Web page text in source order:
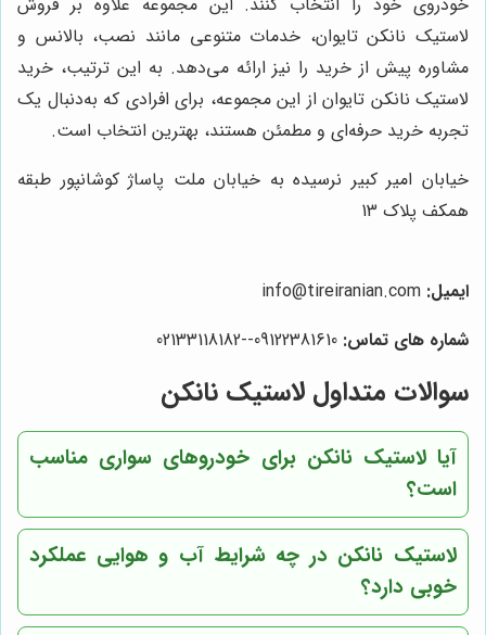
لاستیک نانکن تایوان، خدمات متنوعی مانند نصب، بالانس و
مشاوره پیش از خرید را نیز ارائه می‌دهد. به این ترتیب، خرید
لاستیک نانکن تایوان از این مجموعه، برای افرادی که به‌دنبال یک
تجربه خرید حرفه‌ای و مطمئن هستند، بهترین انتخاب است.
خیابان امیر کبیر نرسیده به خیابان ملت پاساژ کوشانپور طبقه
همکف پلاک 13
ایمیل: info@tireiranian.com
شماره های تماس:
سوالات متداول لاستیک نانکن
آیا لاستیک نانکن برای خودروهای سواری مناسب
است؟
لاستیک نانکن در چه شرایط آب و هوایی عملکرد
خوبی دارد؟